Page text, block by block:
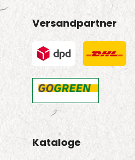
Versandpartner
Kataloge